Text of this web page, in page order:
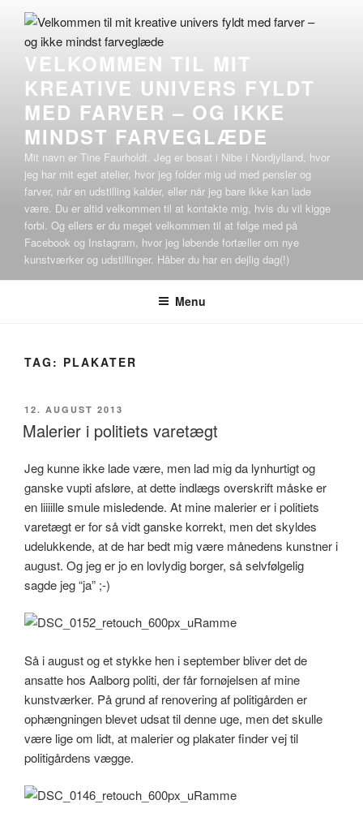
Videre
indhold
VELKOMMEN TIL MIT
KREATIVE UNIVERS FYLDT
MED FARVER – OG IKKE
MINDST FARVEGLÆDE
Mit navn er Tine Faurholdt. Jeg er bosat i Nibe i Nordjylland, hvor
jeg har mit eget atelier, hvor jeg folder mig ud med pensler og
farver, når en udstilling kalder, eller når jeg bare ikke kan lade
være. Du er altid velkommen til at kontakte mig, hvis du vil kigge
forbi. Og ellers er du meget velkommen til at følge med på
Facebook og Instagram, hvor jeg løbende fortæller om nye
kunstværker og udstillinger. Håber du har en dejlig dag(!)
Menu
TAG: PLAKATER
UDGIVET
DEN
12. AUGUST 2013
Malerier i politiets varetægt
Jeg kunne ikke lade være, men lad mig da lynhurtigt og
ganske vupti afsløre, at dette indlægs overskrift måske er
en liiiille smule misledende. At mine malerier er i politiets
varetægt er for så vidt ganske korrekt, men det skyldes
udelukkende, at de har bedt mig være månedens kunstner i
august. Og jeg er jo en lovlydig borger, så selvfølgelig
sagde jeg “ja” ;-)
Så i august og et stykke hen i september bliver det de
ansatte hos Aalborg politi, der får fornøjelsen af mine
kunstværker. På grund af renovering af politigården er
ophængningen blevet udsat til denne uge, men det skulle
være lige om lidt, at malerier og plakater finder vej til
politigårdens vægge.